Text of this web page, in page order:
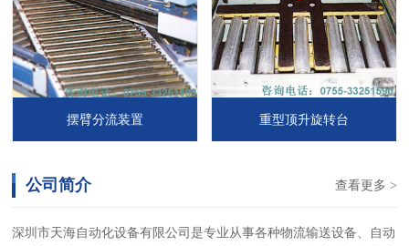
摆臂分流装置 重型顶升旋转台
查看更多 >
公司简介
深圳市天海自动化设备有限公司是专业从事各种物流输送设备、自动